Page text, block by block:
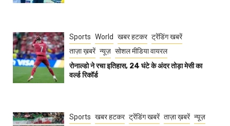
Sports World खबर हटकर ट्रेंडिंग खबरें
ताज़ा ख़बरें न्यूज़ सोशल मीडिया वायरल
रोनाल्डो ने रचा इतिहास, 24 घंटे के अंदर तोड़ा मेसी का
वर्ल्ड रिकॉर्ड
Sports खबर हटकर ट्रेंडिंग खबरें ताज़ा ख़बरें न्यूज़